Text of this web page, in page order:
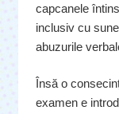
capcanele
inclusiv cu
abuzurile
Însă o
examen e